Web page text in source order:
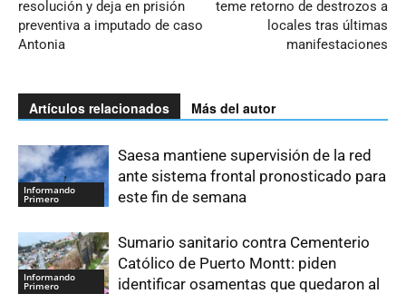
resolución y deja en prisión
preventiva a imputado de caso
Antonia
teme retorno de destrozos a
locales tras últimas
manifestaciones
Artículos relacionados Más del autor
Informando
Primero
Saesa mantiene supervisión de la red
ante sistema frontal pronosticado para
este fin de semana
Informando
Primero
Sumario sanitario contra Cementerio
Católico de Puerto Montt: piden
identificar osamentas que quedaron al